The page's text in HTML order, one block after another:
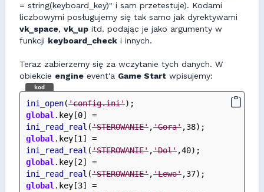
= string(keyboard_key)" i sam przetestuje). Kodami
liczbowymi posługujemy się tak samo jak dyrektywami
vk_space, vk_up itd. podając je jako argumenty w
funkcji keyboard_check i innych.
Teraz zabierzemy się za wczytanie tych danych. W
obiekcie engine event'a Game Start wpisujemy:
kod
ini_open('config.ini');
global
ini_read_real ('STEROWANIE','Gora',38);
global
ini_read_real ('STEROWANIE','Dol',40);
global
ini_read_real ('STEROWANIE','Lewo',37);
global